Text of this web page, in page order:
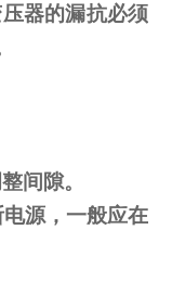
器的漏抗必须
间隙。
源，一般应在